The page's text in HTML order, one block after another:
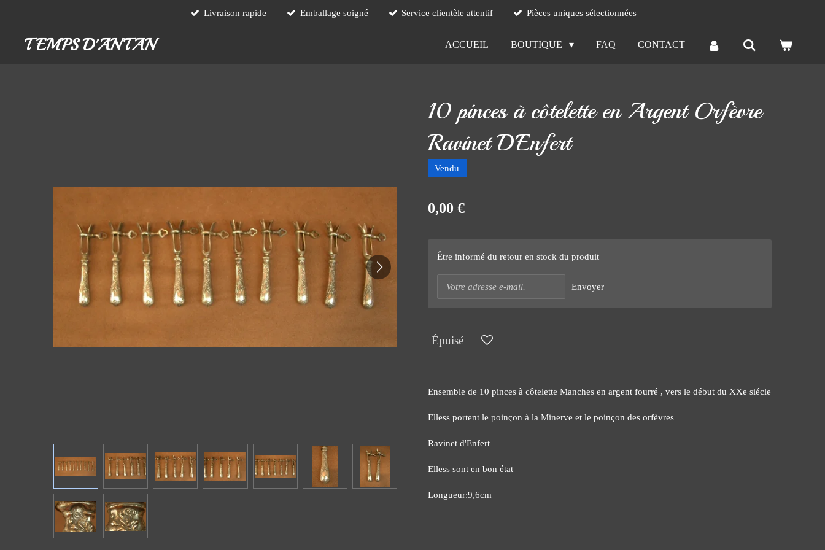
contenu
Livraison rapide Emballage soigné Service clientèle attentif Pièces uniques sélectionnées
TEMPS D'ANTAN ACCUEIL BOUTIQUE FAQ CONTACT
10 pinces à côtelette en Argent Orfèvre
Ravinet D'Enfert
Vendu
0,00 €
Être informé du retour en stock du produit
Envoyer
Épuisé
Ensemble de 10 pinces à côtelette Manches en argent fourré , vers le début du XXe siécle
Elless portent le poinçon à la Minerve et le poinçon des orfèvres
Ravinet d'Enfert
Elless sont en bon état
Longueur:9,6cm